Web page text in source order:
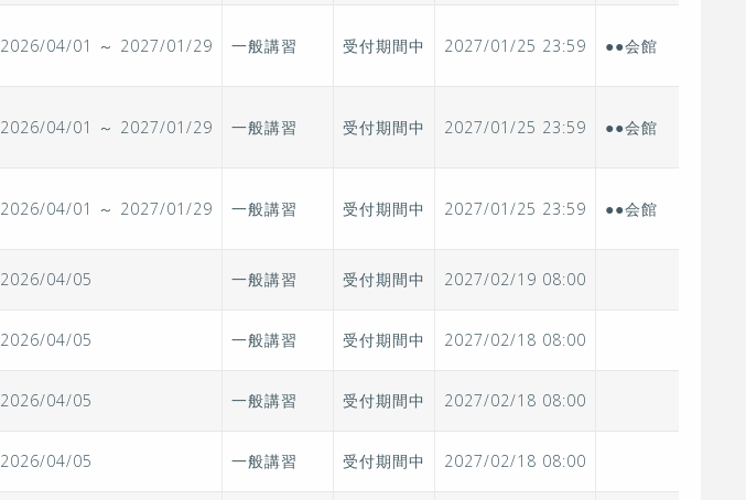
2026/04/01 ～ 2027/01/29 一般講習 受付期間中 2027/01/25 23:59 ●●会館
2026/04/01 ～ 2027/01/29 一般講習 受付期間中 2027/01/25 23:59 ●●会館
2026/04/01 ～ 2027/01/29 一般講習 受付期間中 2027/01/25 23:59 ●●会館
2026/04/05 一般講習 受付期間中 2027/02/19 08:00
2026/04/05 一般講習 受付期間中 2027/02/18 08:00
2026/04/05 一般講習 受付期間中 2027/02/18 08:00
2026/04/05 一般講習 受付期間中 2027/02/18 08:00